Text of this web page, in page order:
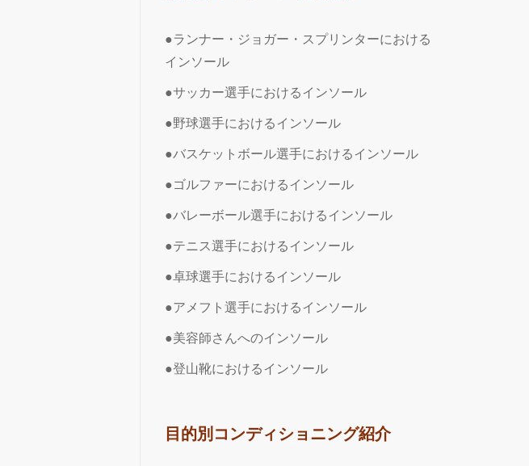
●ランナー・ジョガー・スプリンターにおける
インソール
●サッカー選手におけるインソール
●野球選手におけるインソール
●バスケットボール選手におけるインソール
●ゴルファーにおけるインソール
●バレーボール選手におけるインソール
●テニス選手におけるインソール
●卓球選手におけるインソール
●アメフト選手におけるインソール
●美容師さんへのインソール
●登山靴におけるインソール
目的別コンディショニング紹介